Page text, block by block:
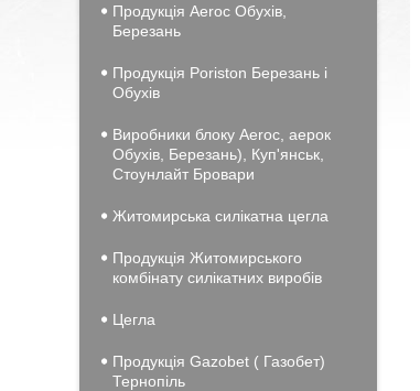
Продукція Aeroc Обухів,
Березань
Продукція Poriston Березань і
Обухів
Виробники блоку Aeroc, аерок
Обухів, Березань), Куп'янськ,
Стоунлайт Бровари
Житомирська силікатна цегла
Продукція Житомирського
комбінату силікатних виробів
Цегла
Продукція Gazobet ( Газобет)
Тернопіль